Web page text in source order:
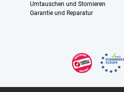
Umtauschen und Stornieren
Garantie und Reparatur